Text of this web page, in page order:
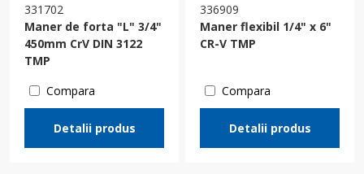
331702
Maner de forta "L" 3/4"
450mm CrV DIN 3122
TMP
Compara
Detalii produs
336909
Maner flexibil 1/4" x 6"
CR-V TMP
Compara
Detalii produs